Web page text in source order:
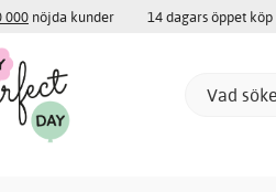
000 nöjda kunder 14 dagars öppet köp